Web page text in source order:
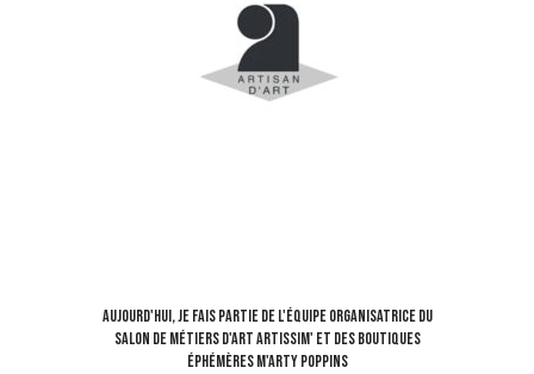
aujourd'hui, je fais partie de l'équipe organisatrice du
salon de métiers d'art artissim' et des boutiques
éphémères m'arty poppins